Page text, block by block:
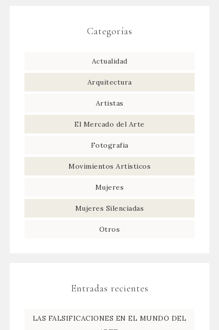
Categorías
Actualidad
Arquitectura
Artistas
El Mercado del Arte
Fotografia
Movimientos Artísticos
Mujeres
Mujeres Silenciadas
Otros
Entradas recientes
LAS FALSIFICACIONES EN EL MUNDO DEL